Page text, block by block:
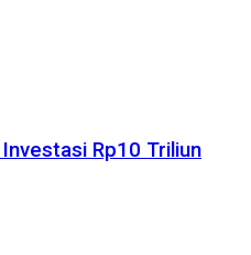
Rp10 Triliun